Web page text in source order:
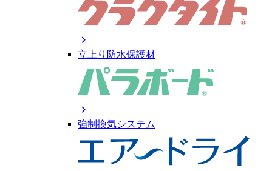
chevron_right
立上り防水保護材
chevron_right
強制換気システム